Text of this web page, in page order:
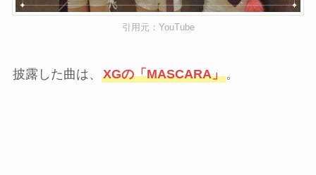
引用元：YouTube
披露した曲は、 XGの「MASCARA」。